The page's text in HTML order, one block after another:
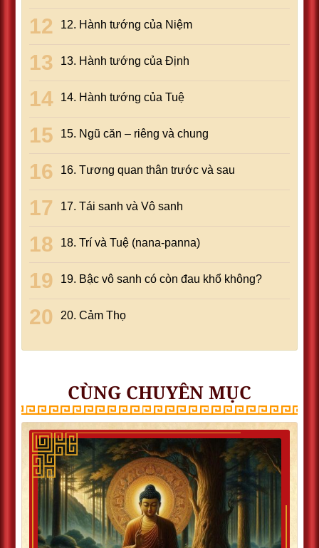
12. Hành tướng của Niệm
13. Hành tướng của Định
14. Hành tướng của Tuệ
15. Ngũ căn – riêng và chung
16. Tương quan thân trước và sau
17. Tái sanh và Vô sanh
18. Trí và Tuệ (nana-panna)
19. Bậc vô sanh có còn đau khổ không?
20. Cảm Thọ
CÙNG CHUYÊN MỤC